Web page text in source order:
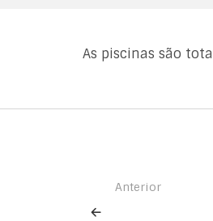
As piscinas são
Anterior